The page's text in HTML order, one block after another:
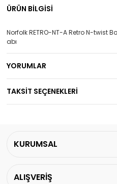
ÜRÜN BİLGİSİ
Norfolk RETRO-NT-A Retro N-twist
abı
YORUMLAR
TAKSİT SEÇENEKLERİ
KURUMSAL
ALIŞVERİŞ